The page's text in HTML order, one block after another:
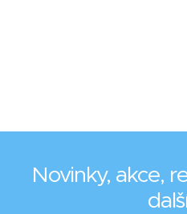
Novinky, akce,